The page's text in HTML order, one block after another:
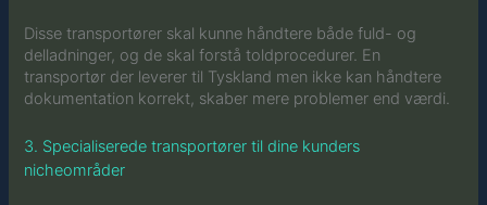
Disse transportører skal kunne håndtere både fuld- og
delladninger, og de skal forstå toldprocedurer. En
transportør der leverer til Tyskland men ikke kan håndtere
dokumentation korrekt, skaber mere problemer end værdi.
3. Specialiserede transportører til dine kunders
nicheområder